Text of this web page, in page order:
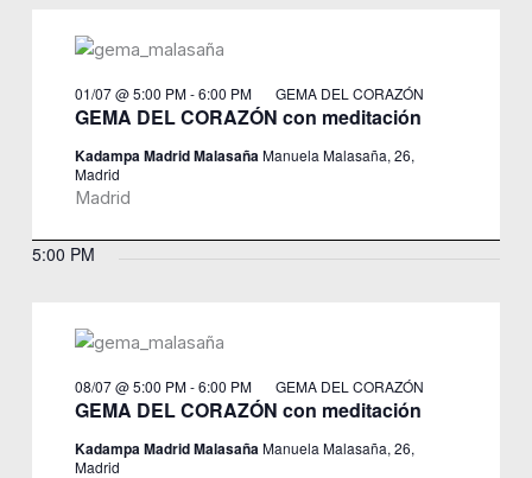
GEMA DEL CORAZÓN con meditación
01/07 @ 5:00 PM-6:00 PM GEMA DEL CORAZÓN
Kadampa Madrid MalasañaManuela Malasaña, 26,
Madrid
Madrid
5:00 PM
GEMA DEL CORAZÓN con meditación
08/07 @ 5:00 PM-6:00 PM GEMA DEL CORAZÓN
Kadampa Madrid MalasañaManuela Malasaña, 26,
Madrid